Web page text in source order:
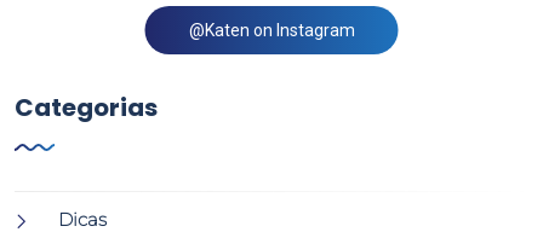
@Katen on Instagram
Categorias
Dicas